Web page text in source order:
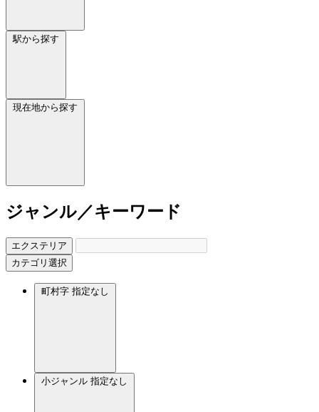
駅から探す
現在地から探す
ジャンル／キーワード
エクステリア
カテゴリ選択
町村字 指定なし
小ジャンル 指定なし